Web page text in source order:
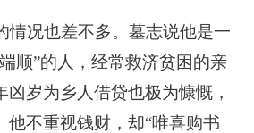
情况也差不多。墓志说他是一
顺”的人，经常救济贫困的亲
凶岁为乡人借贷也极为慷慨，
他不重视钱财，却“唯喜购书